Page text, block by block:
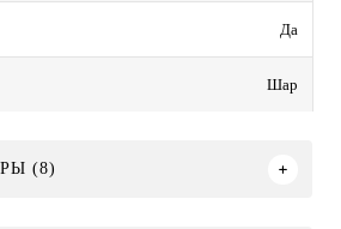
Да
Шар
(8)